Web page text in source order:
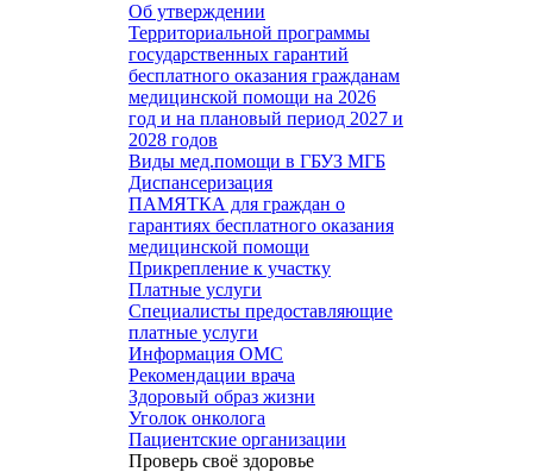
Об утверждении
Территориальной программы
государственных гарантий
бесплатного оказания гражданам
медицинской помощи на 2026
год и на плановый период 2027 и
2028 годов
Виды мед.помощи в ГБУЗ МГБ
Диспансеризация
ПАМЯТКА для граждан о
гарантиях бесплатного оказания
медицинской помощи
Прикрепление к участку
Платные услуги
Специалисты предоставляющие
платные услуги
Информация ОМС
Рекомендации врача
Здоровый образ жизни
Уголок онколога
Пациентские организации
Проверь своё здоровье